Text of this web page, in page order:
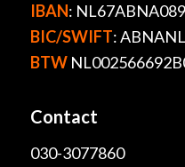
IBAN:
BIC/SWIFT:
BTW
Contact
030-3077860